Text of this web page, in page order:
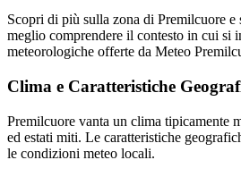
Scopri di più sulla zona di Premilcuore
meglio comprendere il contesto in cui si
meteorologiche offerte da Meteo
Clima e Caratteristiche
Premilcuore vanta un clima tipicamente
ed estati miti. Le caratteristiche
le condizioni meteo locali.